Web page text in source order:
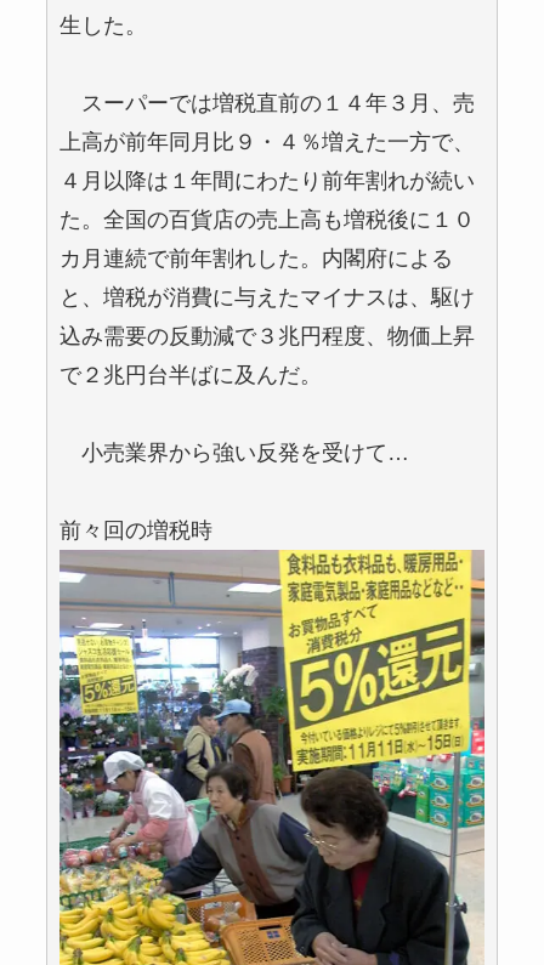
生した。
スーパーでは増税直前の１４年３月、売
上高が前年同月比９・４％増えた一方で、
４月以降は１年間にわたり前年割れが続い
た。全国の百貨店の売上高も増税後に１０
カ月連続で前年割れした。内閣府による
と、増税が消費に与えたマイナスは、駆け
込み需要の反動減で３兆円程度、物価上昇
で２兆円台半ばに及んだ。
小売業界から強い反発を受けて…
前々回の増税時